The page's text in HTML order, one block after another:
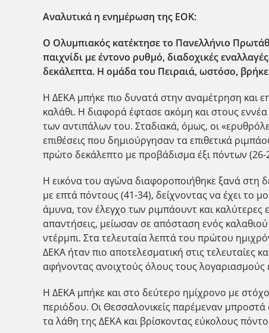
Αναλυτικά η ενημέρωση της ΕΟΚ:
Ο Ολυμπιακός κατέκτησε το Πανελλήνιο
παιχνίδι με έντονο ρυθμό, διαδοχικές
δεκάλεπτα. Η ομάδα του Πειραιά, ωστόσο, βρήκε
Η ΔΕΚΑ μπήκε πιο δυνατά στην αναμέτρηση και
καλάθι. Η διαφορά έφτασε ακόμη και στους
των αντιπάλων του. Σταδιακά, όμως, οι
επιθέσεις που δημιούργησαν τα επιθετικά
πρώτο δεκάλεπτο με προβάδισμα έξι πόντων (26-
Η εικόνα του αγώνα διαφοροποιήθηκε ξανά στη
με επτά πόντους (41-34), δείχνοντας να έχει
άμυνα, τον έλεγχο των ριμπάουντ και καλύτερες
απαντήσεις, μείωσαν σε απόσταση ενός
ντέρμπι. Στα τελευταία λεπτά του πρώτου
ΔΕΚΑ ήταν πιο αποτελεσματική στις
αφήνοντας ανοιχτούς όλους τους
Η ΔΕΚΑ μπήκε και στο δεύτερο ημίχρονο με
περιόδου. Οι Θεσσαλονικείς παρέμεναν
τα λάθη της ΔΕΚΑ και βρίσκοντας εύκολους